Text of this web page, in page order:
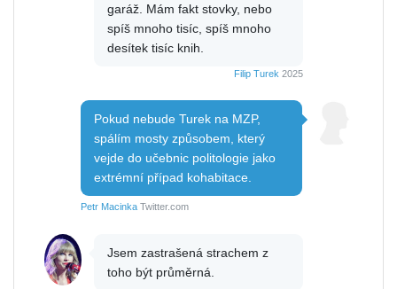
garáž. Mám fakt stovky, nebo
spíš mnoho tisíc, spíš mnoho
desítek tisíc knih.
Filip Turek 2025
Pokud nebude Turek na MZP,
spálím mosty způsobem, který
vejde do učebnic politologie jako
extrémní případ kohabitace.
Petr Macinka Twitter.com
Jsem zastrašená strachem z
toho být průměrná.